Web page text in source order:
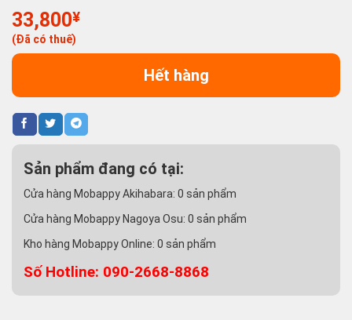
33,800¥
(Đã có thuế)
Hết hàng
Sản phẩm đang có tại:
Cửa hàng Mobappy Akihabara: 0 sản phẩm
Cửa hàng Mobappy Nagoya Osu: 0 sản phẩm
Kho hàng Mobappy Online: 0 sản phẩm
Số Hotline: 090-2668-8868